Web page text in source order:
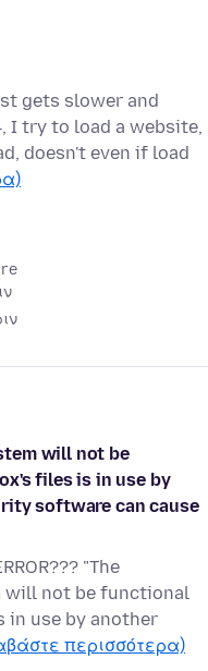
gets slower and
I try to load a website,
doesn't even if load
will not be
files is in use by
software can cause
"The
will not be functional
in use by another
περισσότερα)